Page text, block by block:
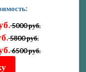
5000 руб.
5800 руб.
6500 руб.